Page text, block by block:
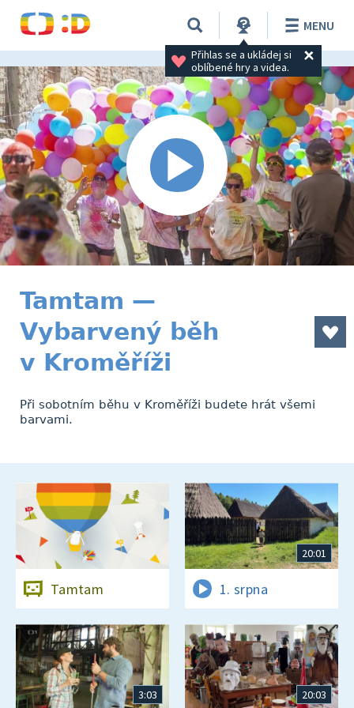
Přihlas se a ukládej si
oblíbené hry a videa.
MENU
Tamtam —
Vybarvený běh
v Kroměříži
Při sobotním běhu v Kroměříži budete hrát všemi
barvami.
Tamtam
20:01
1. srpna
3:03 20:03